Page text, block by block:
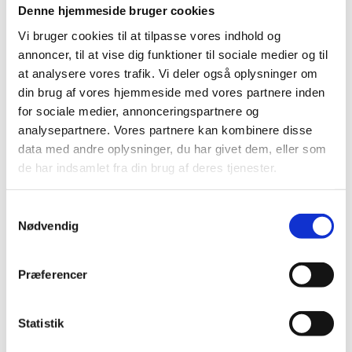
Denne hjemmeside bruger cookies
Vi bruger cookies til at tilpasse vores indhold og
annoncer, til at vise dig funktioner til sociale medier og til
at analysere vores trafik. Vi deler også oplysninger om
din brug af vores hjemmeside med vores partnere inden
for sociale medier, annonceringspartnere og
analysepartnere. Vores partnere kan kombinere disse
data med andre oplysninger, du har givet dem, eller som
de har indsamlet fra din brug af deres tjenester.
Nødvendig
Præferencer
Statistik
CCID’s medlemmer tæller ud over de amerikanske
community colleges fra 32 stater inklusiv Hawaii, også
erhvervsfaglige uddannelsesinstitutioner fra Canada,
Japan, Frankrig, Mexico, Filippinerne, Thailand,
Storbritannien og ja, Jordbrugets UddannelsesCenter
Aarhus. Hertil kommer organisationens
Rabat i Marokko.
Hvis uheldet er ude
Karolina Sikala i tanke om endnu en fordel ved CCID-
medlemskabet.